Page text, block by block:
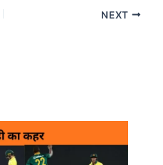
NEXT